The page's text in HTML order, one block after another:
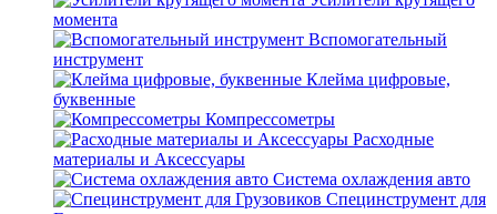
момента
Вспомогательный
инструмент
Клейма цифровые,
буквенные
Компрессометры
Расходные
материалы и Аксессуары
Система охлаждения авто
Специнструмент для